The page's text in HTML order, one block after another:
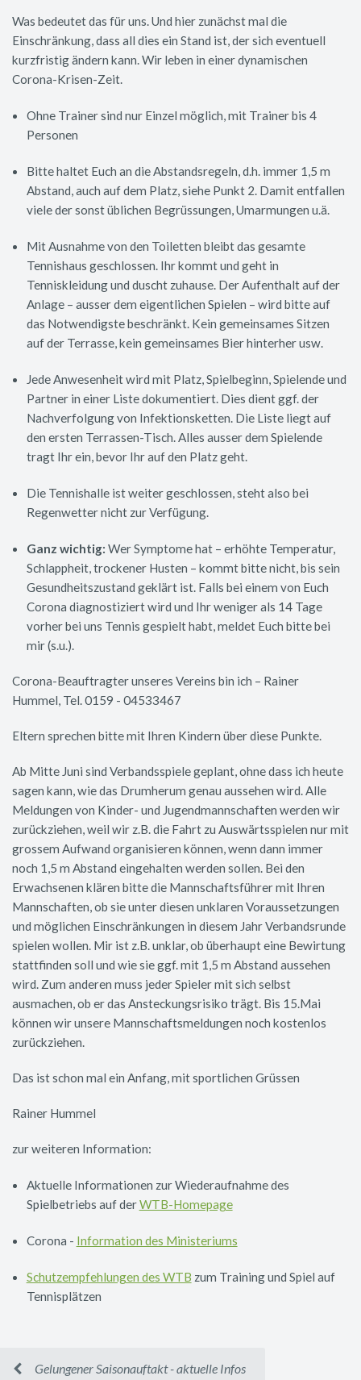
Was bedeutet das für uns. Und hier zunächst mal die
Einschränkung, dass all dies ein Stand ist, der sich eventuell
kurzfristig ändern kann. Wir leben in einer dynamischen
Corona-Krisen-Zeit.
Ohne Trainer sind nur Einzel möglich, mit Trainer bis 4
Personen
Bitte haltet Euch an die Abstandsregeln, d.h. immer 1,5 m
Abstand, auch auf dem Platz, siehe Punkt 2. Damit entfallen
viele der sonst üblichen Begrüssungen, Umarmungen u.ä.
Mit Ausnahme von den Toiletten bleibt das gesamte
Tennishaus geschlossen. Ihr kommt und geht in
Tenniskleidung und duscht zuhause. Der Aufenthalt auf der
Anlage – ausser dem eigentlichen Spielen – wird bitte auf
das Notwendigste beschränkt. Kein gemeinsames Sitzen
auf der Terrasse, kein gemeinsames Bier hinterher usw.
Jede Anwesenheit wird mit Platz, Spielbeginn, Spielende und
Partner in einer Liste dokumentiert. Dies dient ggf. der
Nachverfolgung von Infektionsketten. Die Liste liegt auf
den ersten Terrassen-Tisch. Alles ausser dem Spielende
tragt Ihr ein, bevor Ihr auf den Platz geht.
Die Tennishalle ist weiter geschlossen, steht also bei
Regenwetter nicht zur Verfügung.
Ganz wichtig: Wer Symptome hat – erhöhte Temperatur,
Schlappheit, trockener Husten – kommt bitte nicht, bis sein
Gesundheitszustand geklärt ist. Falls bei einem von Euch
Corona diagnostiziert wird und Ihr weniger als 14 Tage
vorher bei uns Tennis gespielt habt, meldet Euch bitte bei
mir (s.u.).
Corona-Beauftragter unseres Vereins bin ich – Rainer
Hummel, Tel. 0159 - 04533467
Eltern sprechen bitte mit Ihren Kindern über diese Punkte.
Ab Mitte Juni sind Verbandsspiele geplant, ohne dass ich heute
sagen kann, wie das Drumherum genau aussehen wird. Alle
Meldungen von Kinder- und Jugendmannschaften werden wir
zurückziehen, weil wir z.B. die Fahrt zu Auswärtsspielen nur mit
grossem Aufwand organisieren können, wenn dann immer
noch 1,5 m Abstand eingehalten werden sollen. Bei den
Erwachsenen klären bitte die Mannschaftsführer mit Ihren
Mannschaften, ob sie unter diesen unklaren Voraussetzungen
und möglichen Einschränkungen in diesem Jahr Verbandsrunde
spielen wollen. Mir ist z.B. unklar, ob überhaupt eine Bewirtung
stattfinden soll und wie sie ggf. mit 1,5 m Abstand aussehen
wird. Zum anderen muss jeder Spieler mit sich selbst
ausmachen, ob er das Ansteckungsrisiko trägt. Bis 15.Mai
können wir unsere Mannschaftsmeldungen noch kostenlos
zurückziehen.
Das ist schon mal ein Anfang, mit sportlichen Grüssen
Rainer Hummel
zur weiteren Information:
Aktuelle Informationen zur Wiederaufnahme des
Spielbetriebs auf derWTB-Homepage
Corona - Information des Ministeriums
Schutzempfehlungen des WTB zum Training und Spiel auf
Tennisplätzen
Gelungener Saisonauftakt - aktuelle Infos